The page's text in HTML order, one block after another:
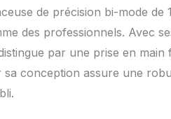
de précision bi-mode de
des professionnels. Avec
par une prise en main
conception assure une